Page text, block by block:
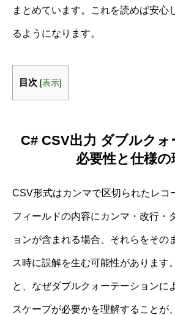
まとめています。これを読めば安心
るようになります。
目次 [表示]
C# CSV出力 ダブルク
必要性と仕様の
CSV形式はカンマで区切られたレコ
フィールドの内容にカンマ・改行・
ョンが含まれる場合、それらをその
ス時に誤解を生む可能性があります
と、なぜダブルクォーテーションに
スケープが必要かを理解することが